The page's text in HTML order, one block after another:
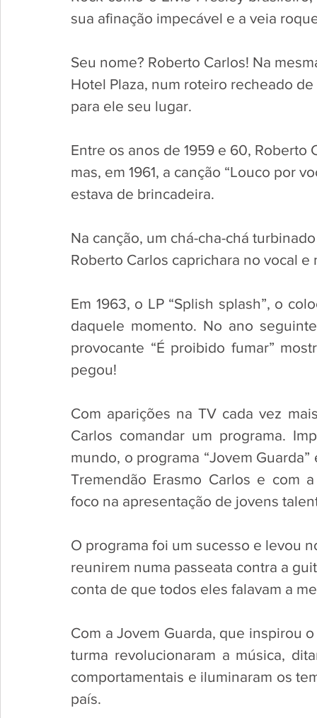
sua afinação impecável e a veia
Seu nome? Roberto Carlos! Na
Hotel Plaza, num roteiro recheado
para ele seu lugar.
Entre os anos de 1959 e 60,
mas, em 1961, a canção “Louco por
estava de brincadeira.
Na canção, um chá-cha-chá
Roberto Carlos caprichara no vocal
Em 1963, o LP “Splish splash”, o
daquele momento. No ano
provocante “É proibido fumar”
pegou!
Com aparições na TV cada vez
Carlos comandar um programa.
mundo, o programa “Jovem
Tremendão Erasmo Carlos e com
foco na apresentação de jovens
O programa foi um sucesso e levou
reunirem numa passeata contra a
conta de que todos eles falavam a
Com a Jovem Guarda, que inspirou
turma revolucionaram a música,
comportamentais e iluminaram os
país.